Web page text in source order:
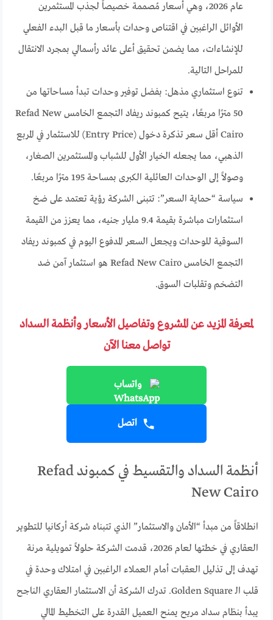
عام 2026، وهي أسعار مُصممة خصيصاً لجذب المستثمرين
الأوائل الراغبين في اقتناص وحدات بأسعار ما قبل البدء الفعلي
للإنشاءات، مما يضمن تحقيق أعلى عائد رأسمالي بمجرد الانتقال
للمراحل التالية.
تنوع استثماري مذهل: بفضل توفير وحدات تبدأ مساحاتها من
50 مترًا مربعًا، يتيح كمبوند ريفاد التجمع الخامس Refad New
Cairo أقل سعر تذكرة دخول (Entry Price) للاستثمار في المربع
الذهبي، مما يجعله الخيار الأول للشباب والمستثمرين الصغار،
وصولاً إلى الوحدات العائلية الكبرى بمساحة 195 مترًا مربعًا.
سياسة “حماية السعر”: تتبنى الشركة رؤية تعتمد على ضخ
استثمارات مباشرة بقيمة 9.4 مليار جنيه، مما يعزز من القيمة
السوقية للوحدات ويجعل السعر المدفوع اليوم في كمبوند ريفاد
التجمع الخامس Refad New Cairo هو استثمار آمن ضد
التضخم وتقلبات السوق.
لمعرفة المزيد عن المشروع وتفاصيل الأسعار وأنظمة السداد
تواصل معنا الآن
واتساب
اتصل
أنظمة السداد والتقسيط في كمبوند Refad
New Cairo
انطلاقاً من مبدأ “الأمان والاستثمار” الذي تتبناه شركة أركانيا للتطوير
العقاري في خطتها لعام 2026، قدمت الشركة حلولاً تمويلية مرنة
تهدف إلى تذليل العقبات أمام العملاء الراغبين في امتلاك وحدة في
قلب الـ Golden Square. تدرك الشركة أن الاستثمار العقاري الناجح
يبدأ بنظام سداد مريح يمنح العميل القدرة على التخطيط المالي